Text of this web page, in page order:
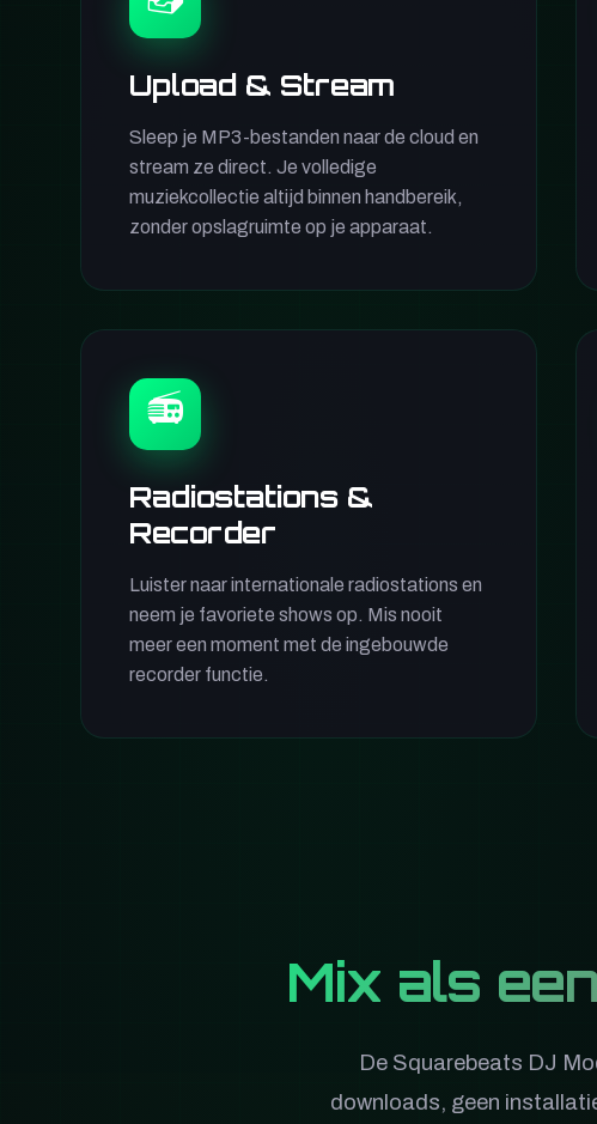
Upload & Stream
Sleep je MP3-bestanden naar de cloud en
stream ze direct. Je volledige
muziekcollectie altijd binnen handbereik,
zonder opslagruimte op je apparaat.
📻
Radiostations &
Recorder
Luister naar internationale radiostations en
neem je favoriete shows op. Mis nooit
meer een moment met de ingebouwde
recorder functie.
Mix als
De Squarebeats DJ
downloads, geen